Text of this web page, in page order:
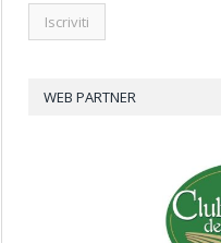
WEB PARTNER